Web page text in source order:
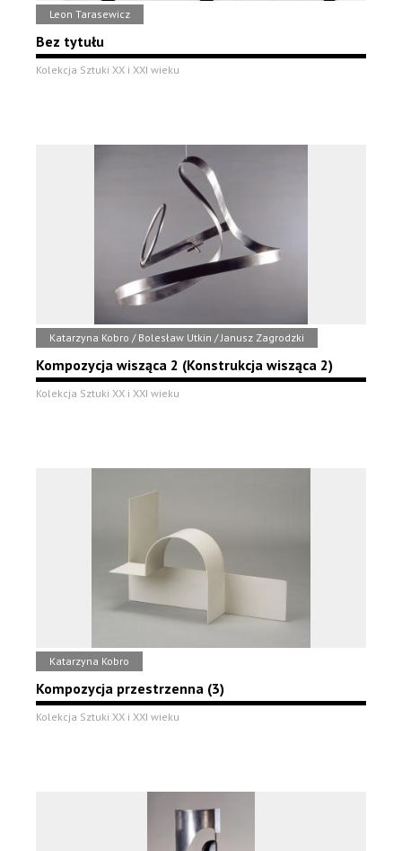
Leon Tarasewicz
Bez tytułu
Kolekcja Sztuki XX i XXI wieku
Katarzyna Kobro / Bolesław Utkin / Janusz Zagrodzki
Kompozycja wisząca 2 (Konstrukcja wisząca 2)
Kolekcja Sztuki XX i XXI wieku
Katarzyna Kobro
Kompozycja przestrzenna (3)
Kolekcja Sztuki XX i XXI wieku